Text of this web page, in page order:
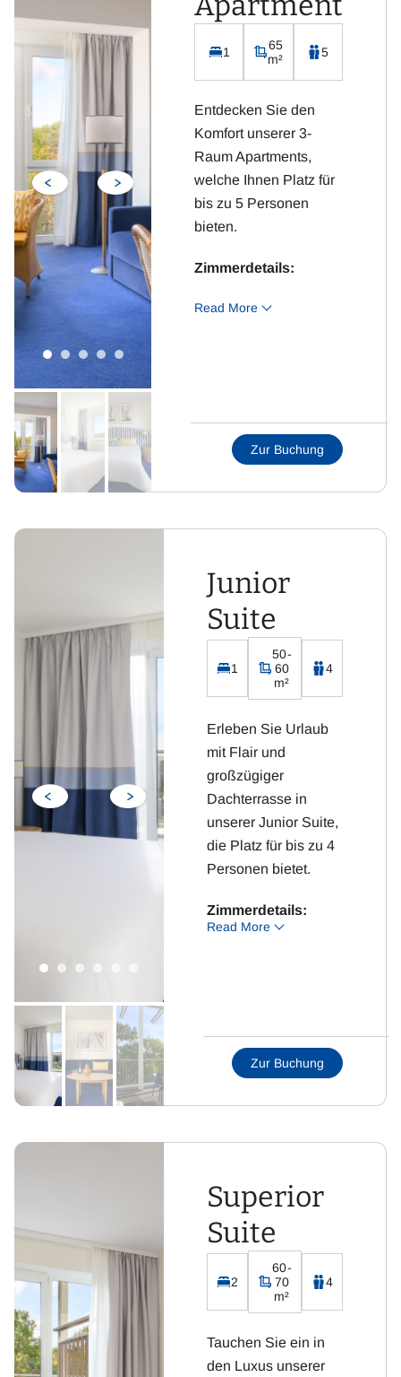
Kostenloses WLAN
inklusive Kühlschrank,
Kaffeemaschine,
Wasserkocher, Toaster
und Cerankochfeld
1
65
m²
5
Entdecken Sie den
Komfort unserer 3-
Raum Apartments,
welche Ihnen Platz für
bis zu 5 Personen
bieten.
Zimmerdetails:
2 Schlafzimmer mit
Essgruppe
Badezimmer mit WC
Integrierte Küchenzeile
inklusive Kühlschrank,
Kaffeemaschine,
Wasserkocher, Toaster
und Cerankochfeld
Read More
Zur Buchung
Junior
Suite
1
50-
60
m²
4
Erleben Sie Urlaub
mit Flair und
großzügiger
Dachterrasse in
unserer Junior Suite,
die Platz für bis zu 4
Personen bietet.
Zimmerdetails:
Doppelbett
Küche mit
und Dusche
mit Sat-TV
Kostenloses WLAN
Read More
Zur Buchung
Superior
Suite
2
60-
70
m²
4
Tauchen Sie ein in
den Luxus unserer